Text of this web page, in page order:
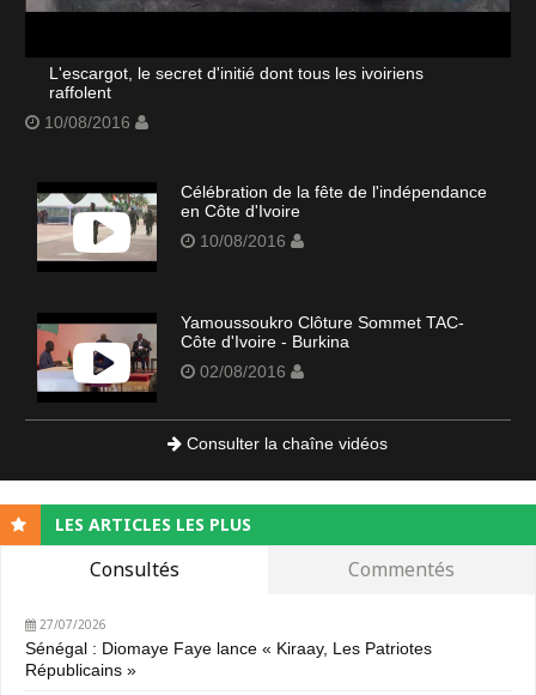
L'escargot, le secret d'initié dont tous les ivoiriens
raffolent
10/08/2016
Célébration de la fête de l'indépendance
en Côte d'Ivoire
10/08/2016
Yamoussoukro Clôture Sommet TAC-
Côte d'Ivoire - Burkina
02/08/2016
Consulter la chaîne vidéos
LES ARTICLES LES PLUS
Consultés Commentés
27/07/2026
Sénégal : Diomaye Faye lance « Kiraay, Les Patriotes
Républicains »